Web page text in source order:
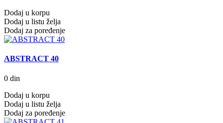
Dodaj u korpu
Dodaj u listu želja
Dodaj za poređenje
ABSTRACT 40
0 din
Dodaj u korpu
Dodaj u listu želja
Dodaj za poređenje